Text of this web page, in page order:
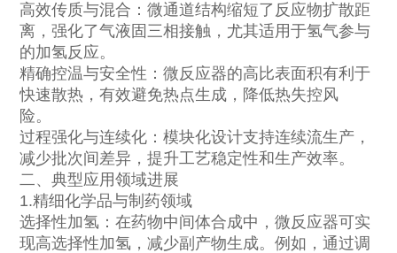
高效传质与混合：微通道结构缩短了反应物扩散距
离，强化了气液固三相接触，尤其适用于氢气参与
的加氢反应。
精确控温与安全性：微反应器的高比表面积有利于
快速散热，有效避免热点生成，降低热失控风
险。
过程强化与连续化：模块化设计支持连续流生产，
减少批次间差异，提升工艺稳定性和生产效率。
二、典型应用领域进展
1.精细化学品与制药领域
选择性加氢：在药物中间体合成中，微反应器可实
现高选择性加氢，减少副产物生成。例如，通过调